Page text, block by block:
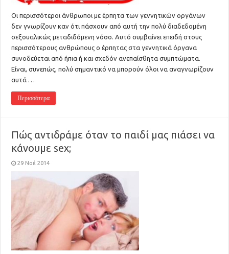
Οι περισσότεροι άνθρωποι με έρπητα των γεννητικών οργάνων
δεν γνωρίζουν καν ότι πάσχουν από αυτή την πολύ διαδεδομένη
σεξουαλικώς μεταδιδόμενη νόσο. Αυτό συμβαίνει επειδή στους
περισσότερους ανθρώπους ο έρπητας στα γεννητικά όργανα
συνοδεύεται από ήπια ή και σχεδόν ανεπαίσθητα συμπτώματα.
Είναι, συνεπώς, πολύ σημαντικό να μπορούν όλοι να αναγνωρίζουν
αυτά …
Περισσότερα
Πώς αντιδράμε όταν το παιδί μας πιάσει να
κάνουμε sex;
29 Νοέ 2014